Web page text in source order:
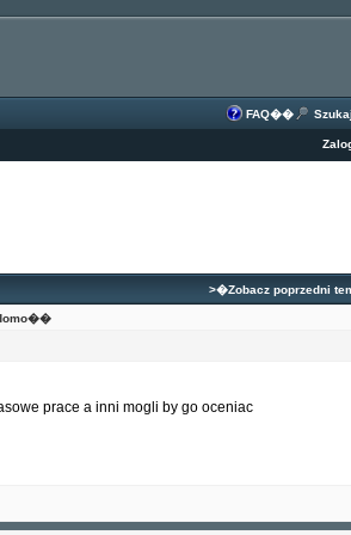
FAQ�� Szukaj
>�Zobacz poprzedni
prace a inni mogli by go oceniac